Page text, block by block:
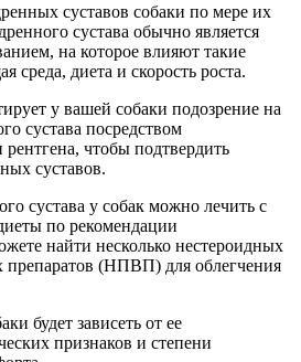
суставов собаки по мере их
сустава обычно является
на которое влияют такие
среда, диета и скорость роста.
у вашей собаки подозрение на
сустава посредством
чтобы подтвердить
суставов.
сустава у собак можно лечить с
по рекомендации
найти несколько нестероидных
препаратов (НПВП) для облегчения
будет зависеть от ее
признаков и степени